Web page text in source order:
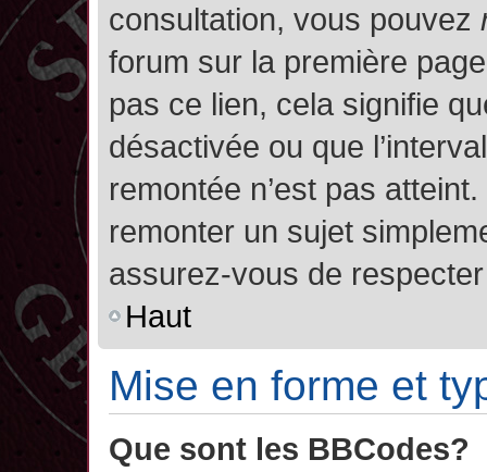
consultation, vous pouvez
forum sur la première
pas ce lien, cela signifie
désactivée ou que
remontée n’est pas
remonter un sujet
assurez-vous de
Haut
Mise en forme et
Que sont les BBCodes?